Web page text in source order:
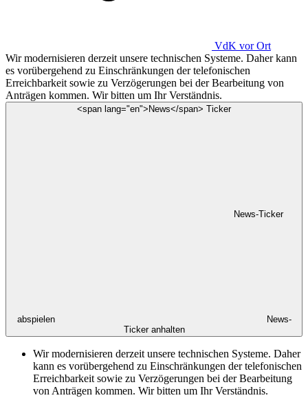
VdK vor Ort
Wir modernisieren derzeit unsere technischen Systeme. Daher kann
es vorübergehend zu Einschränkungen der telefonischen
Erreichbarkeit sowie zu Verzögerungen bei der Bearbeitung von
Anträgen kommen. Wir bitten um Ihr Verständnis.
<span lang="en">News</span> Ticker
News-Ticker
abspielen
News-
Ticker anhalten
Wir modernisieren derzeit unsere technischen Systeme. Daher
kann es vorübergehend zu Einschränkungen der telefonischen
Erreichbarkeit sowie zu Verzögerungen bei der Bearbeitung
von Anträgen kommen. Wir bitten um Ihr Verständnis.